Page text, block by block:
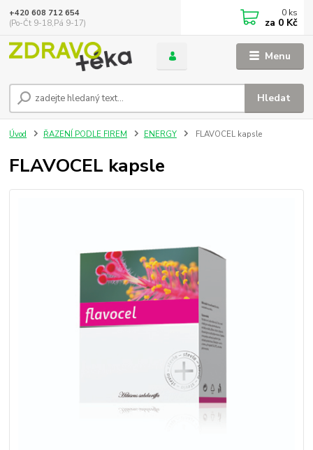
Menu
Hledat
+420 608 712 654
(Po-Čt 9-18,Pá 9-17)
0 ks
za 0 Kč
Úvod ŘAZENÍ PODLE FIREM ENERGY FLAVOCEL kapsle
FLAVOCEL kapsle